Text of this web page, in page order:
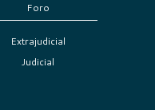
Foro
Extrajudicial
Judicial